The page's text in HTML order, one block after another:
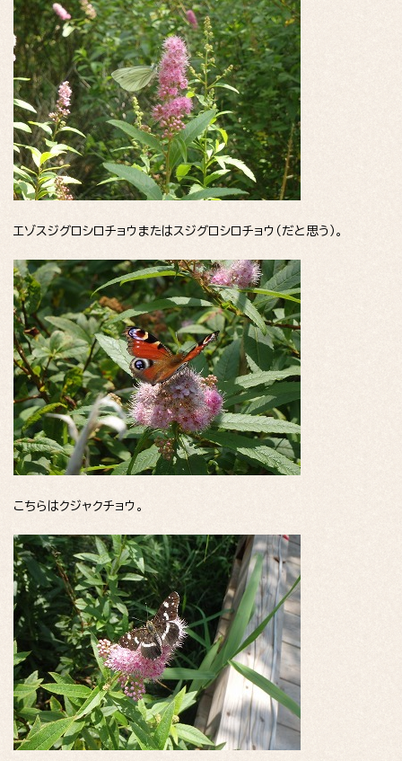
エゾスジグロシロチョウまたはスジグロシロチョウ（だと思う）。
こちらはクジャクチョウ。